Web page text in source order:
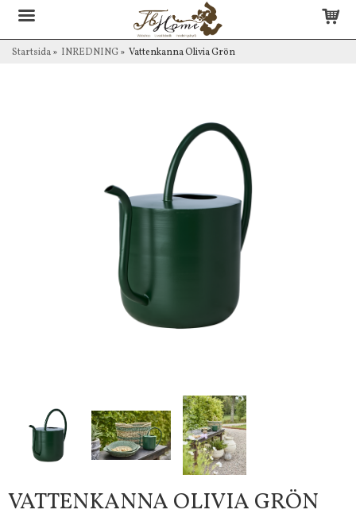
Startsida» INREDNING» Vattenkanna Olivia Grön
VATTENKANNA OLIVIA GRÖN